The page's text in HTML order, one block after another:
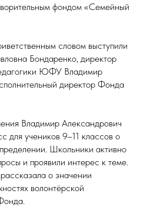
фондом «Семейный
словом выступили
Бондаренко, директор
ЮФУ Владимир
директор Фонда
Владимир Александрович
для учеников 9–11 классов о
Школьники активно
и проявили интерес к теме.
о значении
волонтёрской